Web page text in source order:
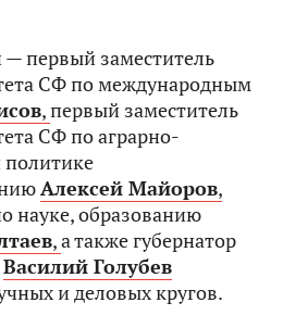
— первый заместитель
СФ по международным
,первый заместитель
СФ по аграрно-
политике
Алексей Майоров,
науке, образованию
,а также губернатор
Василий Голубев
и деловых кругов.